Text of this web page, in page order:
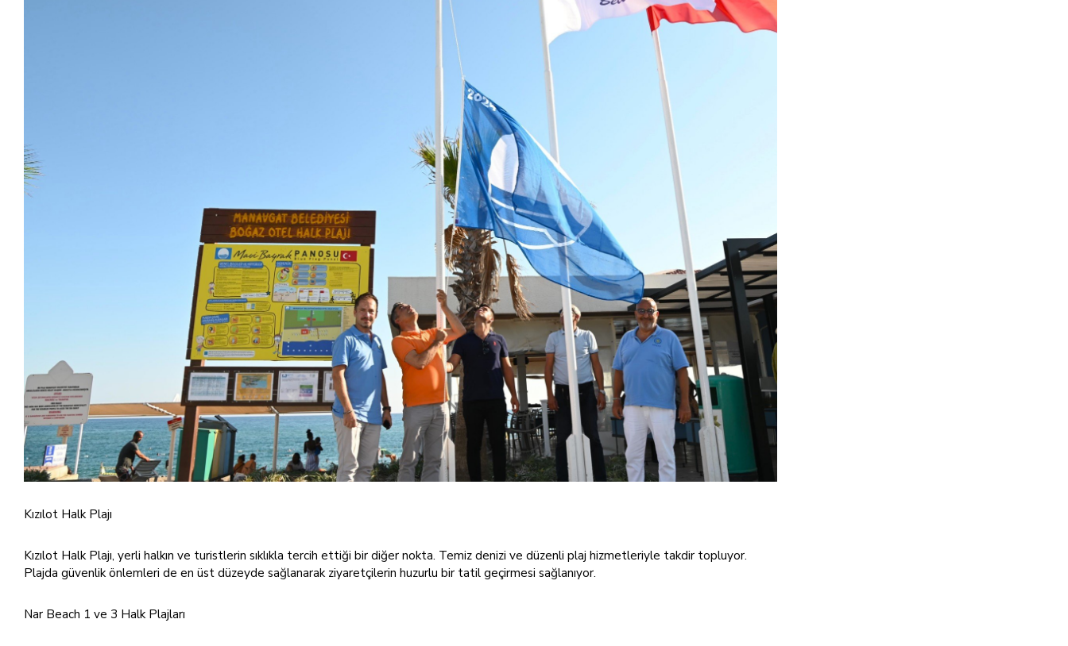
Kızılot Halk Plajı
Kızılot Halk Plajı, yerli halkın ve turistlerin sıklıkla tercih ettiği bir diğer nokta. Temiz denizi ve düzenli plaj hizmetleriyle takdir topluyor.
Plajda güvenlik önlemleri de en üst düzeyde sağlanarak ziyaretçilerin huzurlu bir tatil geçirmesi sağlanıyor.
Nar Beach 1 ve 3 Halk Plajları